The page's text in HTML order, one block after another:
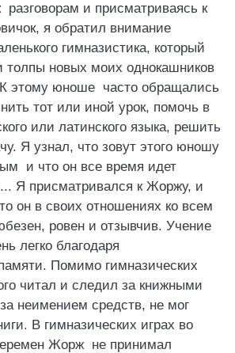
и присматриваясь к
я обратил внимание
гимназистика, который
новых моих однокашников
этому юноше часто обращались
тот или иной урок, помочь в
или латинского языка, решить
Я узнал, что зовут этого юношу
и что он все время идет
Я присматривался к Жоржу, и
он в своих отношениях ко всем
ровен и отзывчив. Учение
легко благодаря
Помимо гимназических
читал и следил за книжными
неимением средств, не мог
В гимназических играх во
Жорж не принимал